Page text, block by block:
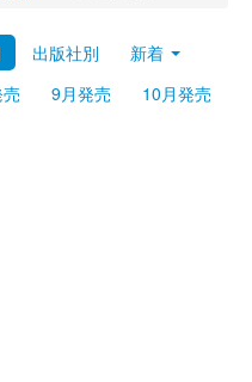
出版社別
新着
9月発売 10月発売